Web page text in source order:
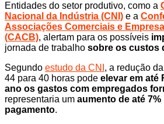
Entidades do setor produtivo, como a
Nacional da Indústria (CNI) e a
Associações Comerciais e
(CACB), alertam para os possíveis
jornada de trabalho sobre os custos
Segundo estudo da CNI , a redução
44 para 40 horas pode elevar em até
ano os gastos com empregados
representaria um aumento de até
pagamento.